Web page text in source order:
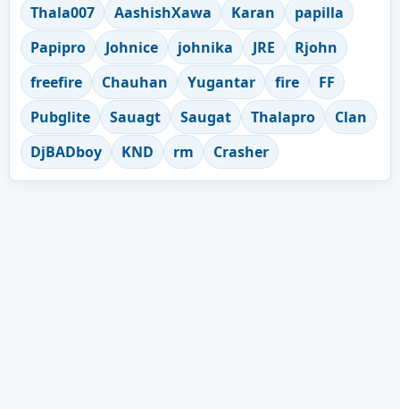
Thala007
AashishXawa Karan
papilla
Papipro
Johnice johnika JRE
Rjohn
freefire
Chauhan Yugantar fire
FF
Pubglite
Sauagt Saugat Thalapro
Clan
DjBADboy
KND rm Crasher